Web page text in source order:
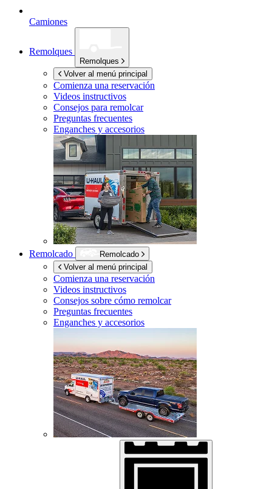
Camiones
Remolques
Remolques
Volver al menú principal
Comienza una reservación
Videos instructivos
Consejos para remolcar
Preguntas frecuentes
Enganches y accesorios
Remolcado
Remolcado
Volver al menú principal
Comienza una reservación
Videos instructivos
Consejos sobre cómo remolcar
Preguntas frecuentes
Enganches y accesorios